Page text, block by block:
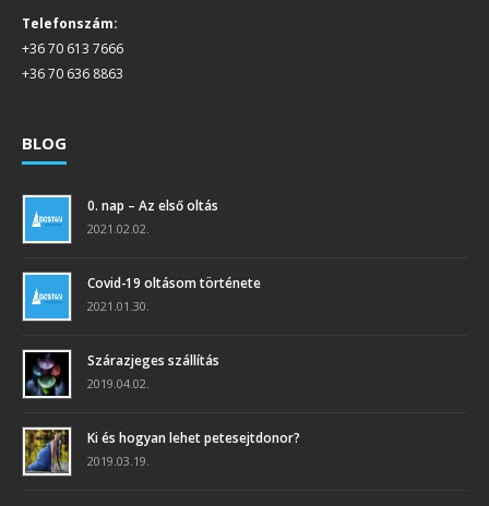
Telefonszám:
+36 70 613 7666
+36 70 636 8863
BLOG
0. nap – Az első oltás
2021.02.02.
Covid-19 oltásom története
2021.01.30.
Szárazjeges szállítás
2019.04.02.
Ki és hogyan lehet petesejtdonor?
2019.03.19.